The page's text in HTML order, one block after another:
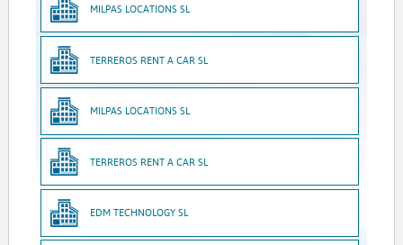
MILPAS LOCATIONS SL
TERREROS RENT A CAR SL
MILPAS LOCATIONS SL
TERREROS RENT A CAR SL
EDM TECHNOLOGY SL